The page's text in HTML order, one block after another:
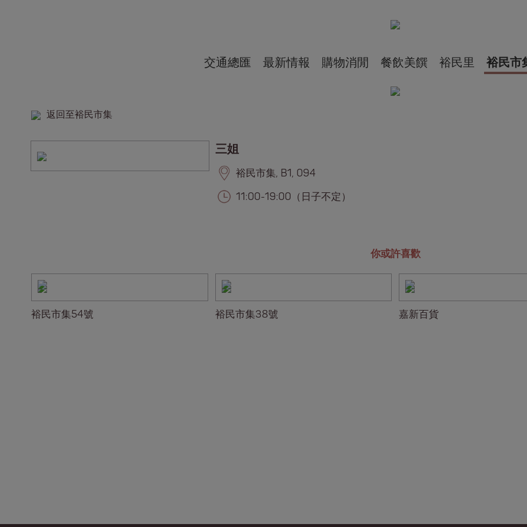
交通總匯 最新情報 購物消閒 餐飲美饌 裕民里 裕民市
返回至裕民市集
三姐
裕民市集, B1, 094
11:00-19:00（日子不定）
你或許喜歡
裕民市集54號 裕民市集38號 嘉新百貨